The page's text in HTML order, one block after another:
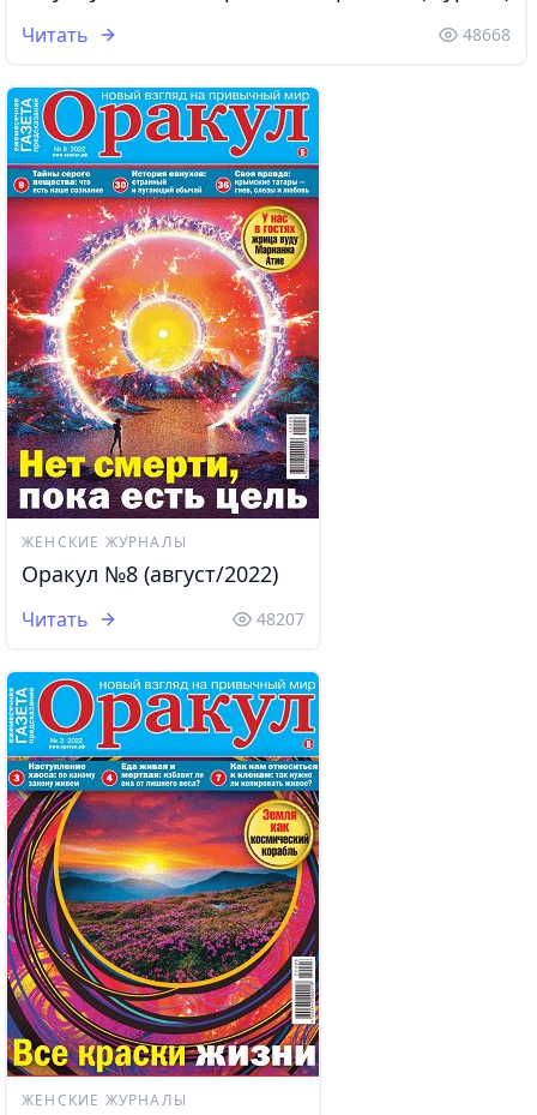
Читать 48668
ЖЕНСКИЕ ЖУРНАЛЫ
Оракул №8 (август/2022)
Читать 48207
ЖЕНСКИЕ ЖУРНАЛЫ